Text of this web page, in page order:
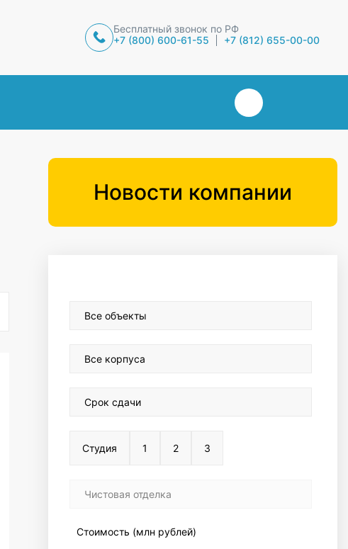
Бесплатный звонок по РФ
+7 (800) 600-61-55
+7 (812) 655-00-00
Новости компании
Все объекты
Все корпуса
Срок сдачи
Студия 1 2 3
Чистовая отделка
Стоимость (млн рублей)